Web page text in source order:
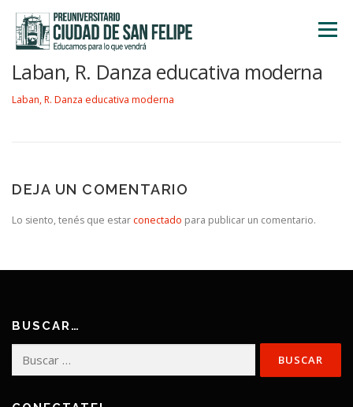
contenido
Menú
Laban, R. Danza educativa moderna
Laban, R. Danza educativa moderna
DEJA UN COMENTARIO
Lo siento, tenés que estar conectado para publicar un comentario.
BUSCAR…